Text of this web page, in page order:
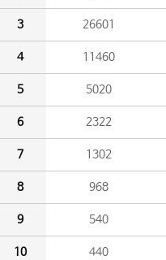
3 26601
4 11460
5 5020
6 2322
7 1302
8 968
9 540
10 440